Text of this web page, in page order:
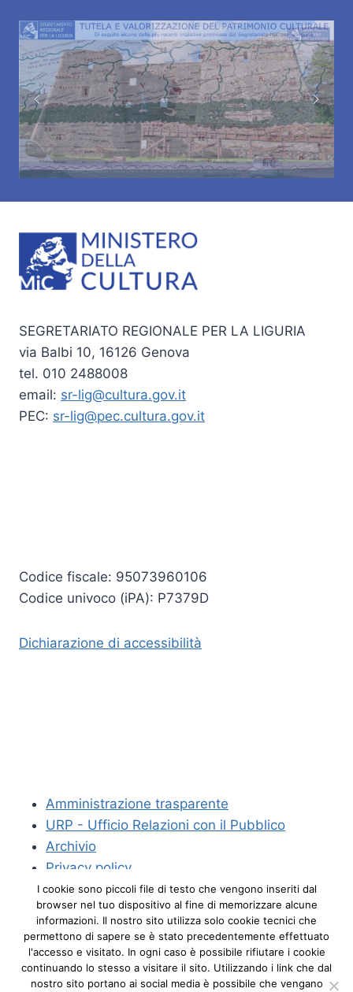
SEGRETARIATO REGIONALE PER LA LIGURIA
via Balbi 10, 16126 Genova
tel. 010 2488008
email: sr-lig@cultura.gov.it
PEC: sr-lig@pec.cultura.gov.it
Codice fiscale: 95073960106
Codice univoco (iPA): P7379D
Dichiarazione di accessibilità
Amministrazione trasparente
URP - Ufficio Relazioni con il Pubblico
Archivio
Privacy policy
Crediti
I cookie sono piccoli file di testo che vengono inseriti dal
browser nel tuo dispositivo al fine di memorizzare alcune
informazioni. Il nostro sito utilizza solo cookie tecnici che
permettono di sapere se è stato precedentemente effettuato
l'accesso e visitato. In ogni caso è possibile rifiutare i cookie
continuando lo stesso a visitare il sito. Utilizzando i link che dal
nostro sito portano ai social media è possibile che vengano